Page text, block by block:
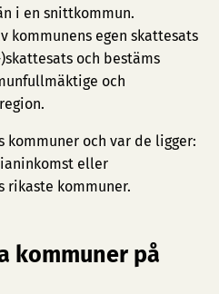
i en snittkommun.
kommunens egen skattesats
och bestäms
och
kommuner och var de ligger:
eller
rikaste kommuner.
kommuner på